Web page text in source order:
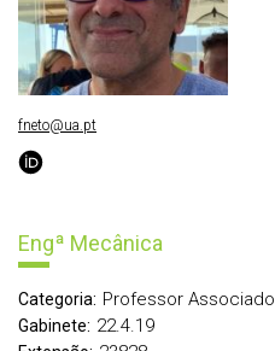
Engª Mecânica
Categoria: Professor Associado
Gabinete: 22.4.19
fneto@ua.pt